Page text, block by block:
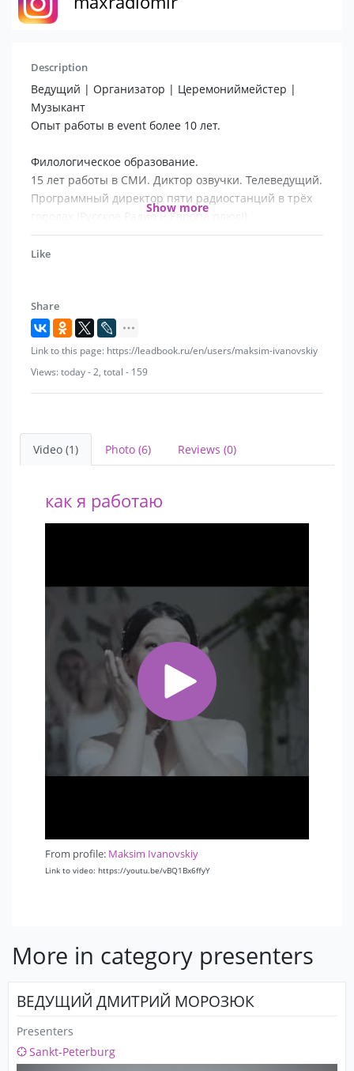
Description
Ведущий | Организатор | Церемониймейстер |
Музыкант
Опыт работы в event более 10 лет.
Филологическое образование.
15 лет работы в СМИ. Диктор озвучки. Телеведущий.
Программный директор пяти радиостанций в трёх
городах (Русское Радио и Европа плюс!)
Руководитель и музыкант кавер-группы "On air"
корпоративов, деловых мероприятий.
- Организация и проведение выездных церемоний
- Организация выступления кавер-группы On Air
Выезд в любой регион.
Show more
Like
Share
Link to this page: https://leadbook.ru/en/users/maksim-ivanovskiy
Views: today - 2, total - 159
Video (1) Photo (6) Reviews (0)
как я работаю
From profile: Maksim Ivanovskiy
Link to video: https://youtu.be/vBQ1Bx6ffyY
More in category presenters
ВЕДУЩИЙ ДМИТРИЙ МОРОЗЮК
Presenters
Sankt-Peterburg